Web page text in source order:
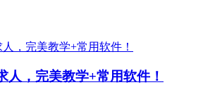
人，完美教学+常用软件！